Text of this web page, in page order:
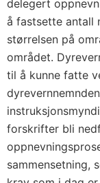
delegert
å fastsette antall
størrelsen på
området.
til å kunne fatte
forskrifter bli
sammensetning,